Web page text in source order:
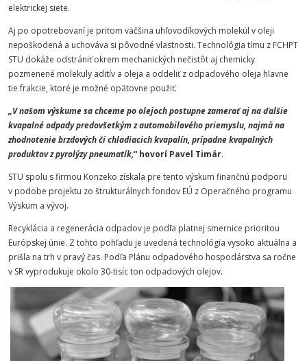
elektrickej siete.
Aj po opotrebovaní je pritom väčšina uhľovodíkových molekúl v oleji
nepoškodená a uchováva si pôvodné vlastnosti. Technológia tímu z FCHPT
STU dokáže odstrániť okrem mechanických nečistôt aj chemicky
pozmenené molekuly aditív a oleja a oddeliť z odpadového oleja hlavne
tie frakcie, ktoré je možné opätovne použiť.
„V našom výskume sa chceme po olejoch postupne zamerať aj na ďalšie
kvapalné odpady predovšetkým z automobilového priemyslu, najmä na
zhodnotenie brzdových či chladiacich kvapalín, prípadne kvapalných
produktov z pyrolýzy pneumatík,“ hovorí Pavel Timár.
STU spolu s firmou Konzeko získala pre tento výskum finančnú podporu
v podobe projektu zo štrukturálnych fondov EÚ z Operačného programu
Výskum a vývoj.
Recyklácia a regenerácia odpadov je podľa platnej smernice prioritou
Európskej únie. Z tohto pohľadu je uvedená technológia vysoko aktuálna a
prišla na trh v pravý čas. Podľa Plánu odpadového hospodárstva sa ročne
v SR vyprodukuje okolo 30-tisíc ton odpadových olejov.